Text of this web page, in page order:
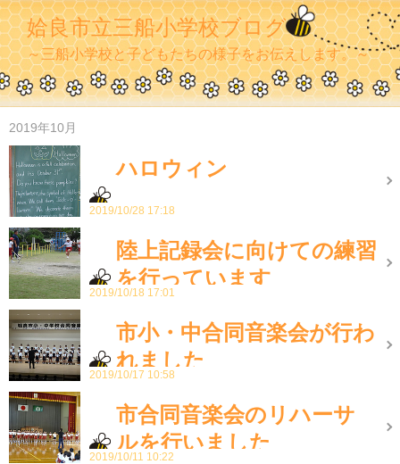
姶良市立三船小学校ブログ
～三船小学校と子どもたちの様子をお伝えします。～
2019年10月
ハロウィン
2019/10/28 17:18
陸上記録会に向けての練習
を行っています
2019/10/18 17:01
市小・中合同音楽会が行わ
れました
2019/10/17 10:58
市合同音楽会のリハーサ
ルを行いました
2019/10/11 10:22